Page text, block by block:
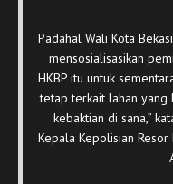
Padahal Wali Kota
mensosialisasikan
HKBP itu untuk
tetap terkait lahan yang
kebaktian di sana,”
Kepala Kepolisian